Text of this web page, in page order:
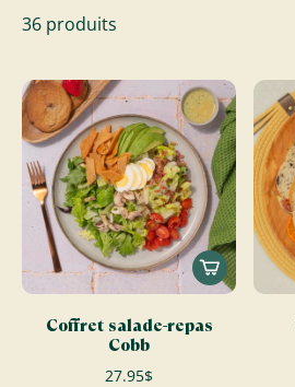
36 produits
Coffret salade-repas
Cobb
27.95$